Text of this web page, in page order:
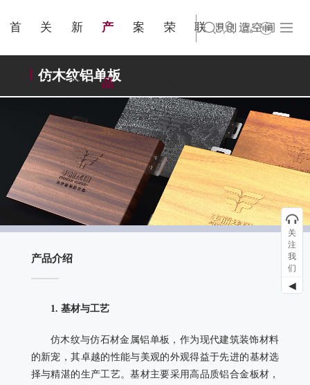
首 关
于
新
闻
产
品
案 荣
联
旗下公司名称四 English
仿木纹铝单板
产品介绍
1. 基材与工艺
仿木纹与仿石材金属铝单板，作为现代建筑装饰材料
的新宠，其卓越的性能与美观的外观得益于先进的基材选
择与精湛的生产工艺。基材主要采用高品质铝合金板材，
关
注
我
们
◀